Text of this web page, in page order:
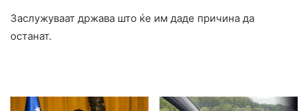
Заслужуваат држава што ќе им даде причина да
останат.